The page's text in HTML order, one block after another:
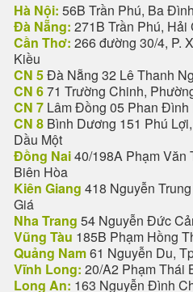
Hà Nội: 56B Trần Phú, Ba
Đà Nẵng: 271B Trần Phú, Hải
Cần Thơ: 266 đường 30/4, P.
Kiều
CN 5Đà Nẵng 32 Lê Thanh
CN 671 Trường Chinh,
CN 7 Lâm Đồng 05 Phan Đình
CN 8 Bình Dương 151 Phú
Dầu Một
Đồng Nai40/198A Phạm Văn
Biên Hòa
Kiên Giang 418 Nguyễn
Giá
Nha Trang 54 Nguyễn Đức
Vũng Tàu 185B Phạm Hồng
Quảng Nam61 Nguyễn Du,
Vĩnh Long: 20/A2 Phạm Thái
Long An: 163 Nguyễn Đình